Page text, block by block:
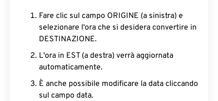
Fare clic sul campo ORIGINE (a sinistra) e
selezionare l'ora che si desidera convertire in
DESTINAZIONE.
L'ora in EST (a destra) verrà aggiornata
automaticamente.
È anche possibile modificare la data cliccando
sul campo data.